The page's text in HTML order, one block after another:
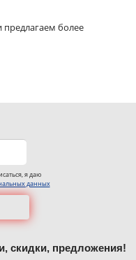
более
я даю
данных
скидки, предложения!